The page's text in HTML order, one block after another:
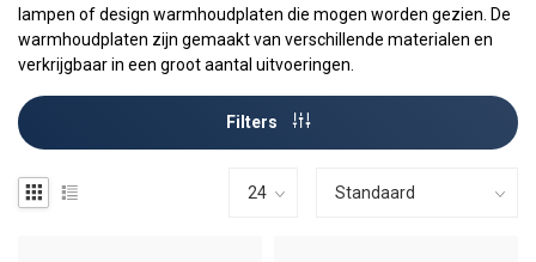
lampen of design warmhoudplaten die mogen worden gezien. De
warmhoudplaten zijn gemaakt van verschillende materialen en
verkrijgbaar in een groot aantal uitvoeringen.
Filters